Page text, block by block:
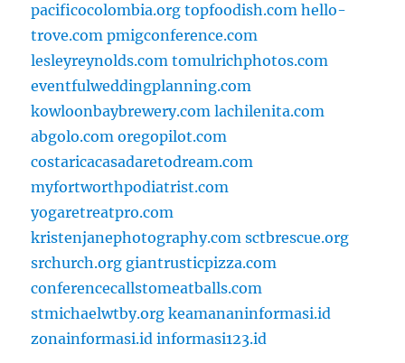
pacificocolombia.org topfoodish.com hello-
trove.com pmigconference.com
lesleyreynolds.com tomulrichphotos.com
eventfulweddingplanning.com
kowloonbaybrewery.com lachilenita.com
abgolo.com oregopilot.com
costaricacasadaretodream.com
myfortworthpodiatrist.com
yogaretreatpro.com
kristenjanephotography.com sctbrescue.org
srchurch.org giantrusticpizza.com
conferencecallstomeatballs.com
stmichaelwtby.org keamananinformasi.id
zonainformasi.id informasi123.id